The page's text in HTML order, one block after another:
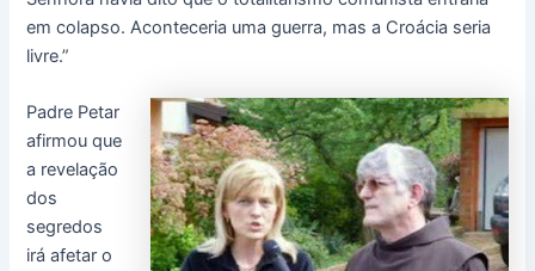
em colapso. Aconteceria uma guerra, mas a Croácia seria
livre.”
Padre Petar
afirmou que
a revelação
dos
segredos
irá afetar o